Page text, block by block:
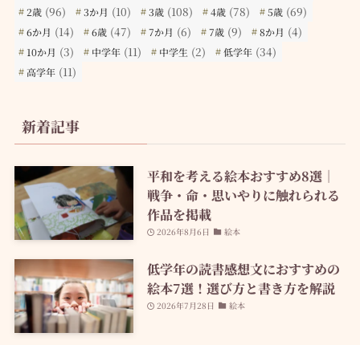
2歳 (96) 3か月 (10) 3歳 (108) 4歳 (78) 5歳 (69)
6か月 (14) 6歳 (47) 7か月 (6) 7歳 (9) 8か月 (4)
10か月 (3) 中学年 (11) 中学生 (2) 低学年 (34)
高学年 (11)
新着記事
平和を考える絵本おすすめ8選｜
戦争・命・思いやりに触れられる
作品を掲載
2026年8月6日 絵本
低学年の読書感想文におすすめの
絵本7選！選び方と書き方を解説
2026年7月28日 絵本